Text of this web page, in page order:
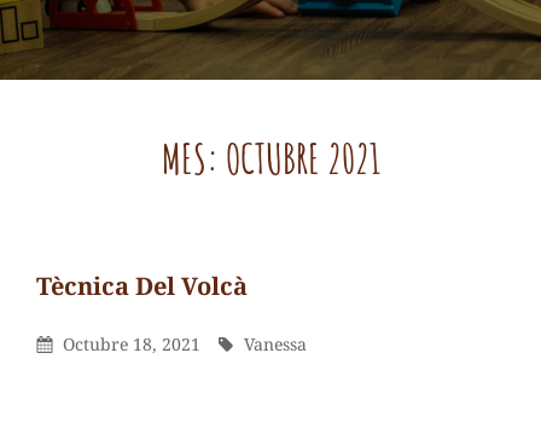
MES: OCTUBRE 2021
Tècnica Del Volcà
Por Publicada
Octubre 18, 2021 Por
Vanessa